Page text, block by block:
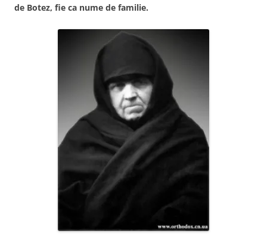
de Botez, fie ca nume de familie.